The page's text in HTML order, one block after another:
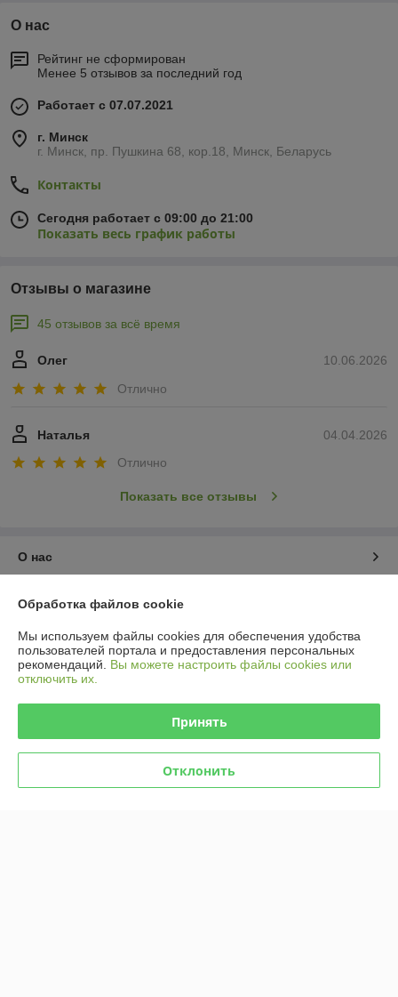
О нас
Рейтинг не сформирован
Менее 5 отзывов за последний год
Работает с 07.07.2021
г. Минск
г. Минск, пр. Пушкина 68, кор.18, Минск, Беларусь
Контакты
Сегодня работает с 09:00 до 21:00
Показать весь график работы
Отзывы о магазине
45 отзывов за всё время
10.06.2026
Олег
Отлично
04.04.2026
Наталья
Отлично
Показать все отзывы
О нас
Контакты
Доставка и оплата
График работы
Политика обработки cookies
Обработка файлов cookie
Мы используем файлы cookies для обеспечения удобства
пользователей портала и предоставления персональных
рекомендаций. Вы можете настроить файлы cookies или
отключить их.
Принять
Отклонить